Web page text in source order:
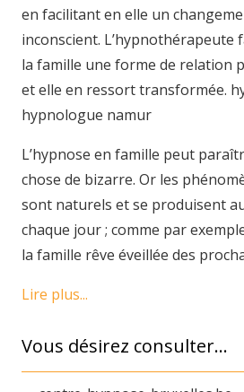
en facilitant en elle un
inconscient. L’hypnothérapeute
la famille une forme de relation
et elle en ressort transformée.
hypnologue namur
L’hypnose en famille peut
chose de bizarre. Or les
sont naturels et se produisent
chaque jour ; comme par
la famille rêve éveillée des
Lire plus...
Vous désirez consulter…